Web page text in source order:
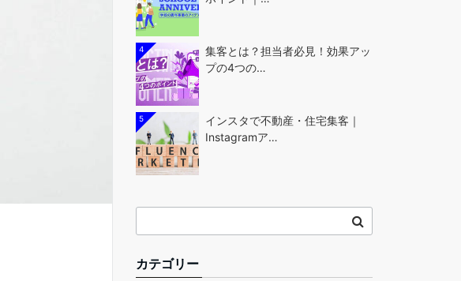
4
集客とは？担当者必見！効果アッ
プの4つの…
5
インスタで不動産・住宅集客｜
Instagramア…
カテゴリー